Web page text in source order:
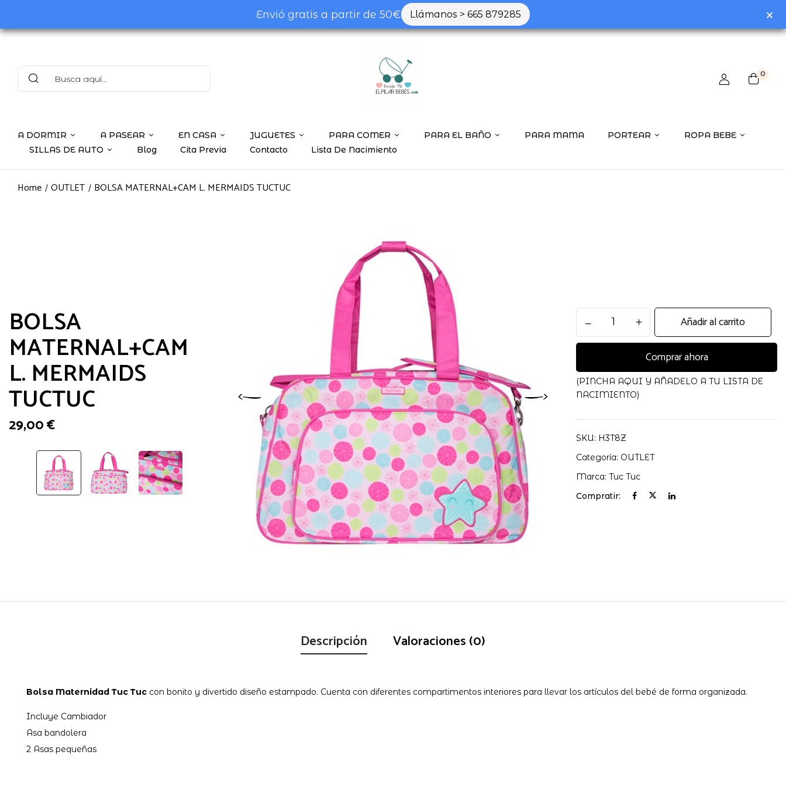
Envió gratis a partir de 50€ Llámanos > 665 879285
0
A DORMIR A PASEAR EN CASA JUGUETES PARA COMER PARA EL BAÑO PARA MAMA PORTEAR
ROPA BEBE
SILLAS DE AUTO
Blog Cita Previa Contacto Lista De Nacimiento
Home OUTLET BOLSA MATERNAL+CAM L. MERMAIDS TUCTUC
BOLSA
MATERNAL+CAM
L. MERMAIDS
TUCTUC
29,00€
MATERNAL+CAM
L.
TUCTUC
cantidad
Añadir al carrito
Comprar ahora
(PINCHA AQUI Y AÑADELO A TU LISTA DE
NACIMIENTO)
SKU: H3T8Z
Categoría: OUTLET
Marca:Tuc Tuc
Compratir:
Descripción Valoraciones (0)
Bolsa Maternidad Tuc Tuc con bonito y divertido diseño estampado. Cuenta con diferentes compartimentos interiores para llevar los artículos del bebé de forma organizada.
Incluye Cambiador
Asa bandolera
2 Asas pequeñas